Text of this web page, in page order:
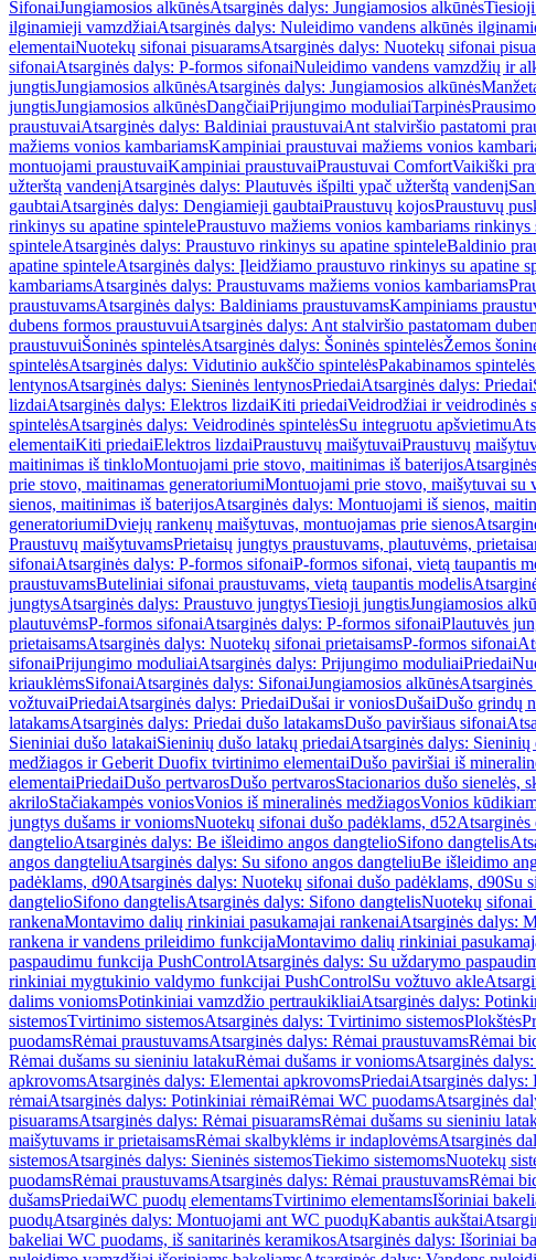
SifonaiJungiamosios alkūnėsAtsarginės dalys: Jungiamosios alkūnės
ilginamieji vamzdžiaiAtsarginės dalys: Nuleidimo vandens alkūnės
elementaiNuotekų sifonai pisuaramsAtsarginės dalys: Nuotekų sifonai
sifonaiAtsarginės dalys: P-formos sifonaiNuleidimo vandens vamzdžių ir
jungtisJungiamosios alkūnėsAtsarginės dalys: Jungiamosios alkūnės
jungtisJungiamosios alkūnėsDangčiaiPrijungimo moduliaiTarpinės
praustuvaiAtsarginės dalys: Baldiniai praustuvaiAnt stalviršio pastatomi
mažiems vonios kambariamsKampiniai praustuvai mažiems vonios
montuojami praustuvaiKampiniai praustuvaiPraustuvai ComfortVaikiški
užterštą vandenįAtsarginės dalys: Plautuvės išpilti ypač užterštą vandenį
gaubtaiAtsarginės dalys: Dengiamieji gaubtaiPraustuvų kojosPraustuvų
rinkinys su apatine spintelePraustuvo mažiems vonios kambariams rinkinys
spinteleAtsarginės dalys: Praustuvo rinkinys su apatine spinteleBaldinio
apatine spinteleAtsarginės dalys: Įleidžiamo praustuvo rinkinys su apatine
kambariamsAtsarginės dalys: Praustuvams mažiems vonios kambariams
praustuvamsAtsarginės dalys: Baldiniams praustuvamsKampiniams
dubens formos praustuvuiAtsarginės dalys: Ant stalviršio pastatomam
praustuvuiŠoninės spintelėsAtsarginės dalys: Šoninės spintelėsŽemos
spintelėsAtsarginės dalys: Vidutinio aukščio spintelėsPakabinamos spintelės
lentynosAtsarginės dalys: Sieninės lentynosPriedaiAtsarginės dalys: Priedai
lizdaiAtsarginės dalys: Elektros lizdaiKiti priedaiVeidrodžiai ir veidrodinės
spintelėsAtsarginės dalys: Veidrodinės spintelėsSu integruotu apšvietimu
elementaiKiti priedaiElektros lizdaiPraustuvų maišytuvaiPraustuvų
maitinimas iš tinkloMontuojami prie stovo, maitinimas iš baterijos
prie stovo, maitinamas generatoriumiMontuojami prie stovo, maišytuvai su
sienos, maitinimas iš baterijosAtsarginės dalys: Montuojami iš sienos,
generatoriumiDviejų rankenų maišytuvas, montuojamas prie sienos
Praustuvų maišytuvamsPrietaisų jungtys praustuvams, plautuvėms,
sifonaiAtsarginės dalys: P-formos sifonaiP-formos sifonai, vietą taupantis
praustuvamsButeliniai sifonai praustuvams, vietą taupantis modelis
jungtysAtsarginės dalys: Praustuvo jungtysTiesioji jungtisJungiamosios
plautuvėmsP-formos sifonaiAtsarginės dalys: P-formos sifonaiPlautuvės
prietaisamsAtsarginės dalys: Nuotekų sifonai prietaisamsP-formos sifonai
sifonaiPrijungimo moduliaiAtsarginės dalys: Prijungimo moduliaiPriedai
kriauklėmsSifonaiAtsarginės dalys: SifonaiJungiamosios alkūnės
vožtuvaiPriedaiAtsarginės dalys: PriedaiDušai ir voniosDušaiDušo grindų
latakamsAtsarginės dalys: Priedai dušo latakamsDušo paviršiaus sifonai
Sieniniai dušo latakaiSieninių dušo latakų priedaiAtsarginės dalys: Sieninių
medžiagos ir Geberit Duofix tvirtinimo elementaiDušo paviršiai iš
elementaiPriedaiDušo pertvarosDušo pertvarosStacionarios dušo sienelės,
akriloStačiakampės voniosVonios iš mineralinės medžiagosVonios
jungtys dušams ir voniomsNuotekų sifonai dušo padėklams, d52Atsarginės
dangtelioAtsarginės dalys: Be išleidimo angos dangtelioSifono dangtelis
angos dangteliuAtsarginės dalys: Su sifono angos dangteliuBe išleidimo
padėklams, d90Atsarginės dalys: Nuotekų sifonai dušo padėklams, d90Su
dangtelioSifono dangtelisAtsarginės dalys: Sifono dangtelisNuotekų
rankenaMontavimo dalių rinkiniai pasukamajai rankenaiAtsarginės dalys:
rankena ir vandens prileidimo funkcijaMontavimo dalių rinkiniai
paspaudimu funkcija PushControlAtsarginės dalys: Su uždarymo
rinkiniai mygtukinio valdymo funkcijai PushControlSu vožtuvo akle
dalims voniomsPotinkiniai vamzdžio pertraukikliaiAtsarginės dalys:
sistemosTvirtinimo sistemosAtsarginės dalys: Tvirtinimo sistemosPlokštės
puodamsRėmai praustuvamsAtsarginės dalys: Rėmai praustuvamsRėmai
Rėmai dušams su sieniniu latakuRėmai dušams ir voniomsAtsarginės
apkrovomsAtsarginės dalys: Elementai apkrovomsPriedaiAtsarginės dalys:
rėmaiAtsarginės dalys: Potinkiniai rėmaiRėmai WC puodamsAtsarginės
pisuaramsAtsarginės dalys: Rėmai pisuaramsRėmai dušams su sieniniu
maišytuvams ir prietaisamsRėmai skalbyklėms ir indaplovėmsAtsarginės
sistemosAtsarginės dalys: Sieninės sistemosTiekimo sistemomsNuotekų
puodamsRėmai praustuvamsAtsarginės dalys: Rėmai praustuvamsRėmai
dušamsPriedaiWC puodų elementamsTvirtinimo elementamsIšoriniai
puodųAtsarginės dalys: Montuojami ant WC puodųKabantis aukštai
bakeliai WC puodams, iš sanitarinės keramikosAtsarginės dalys: Išoriniai